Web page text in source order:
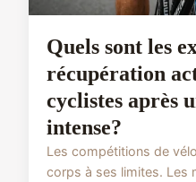
Quels sont les
récupération
cyclistes après
intense?
Les compétitions de
corps à ses limites. Les